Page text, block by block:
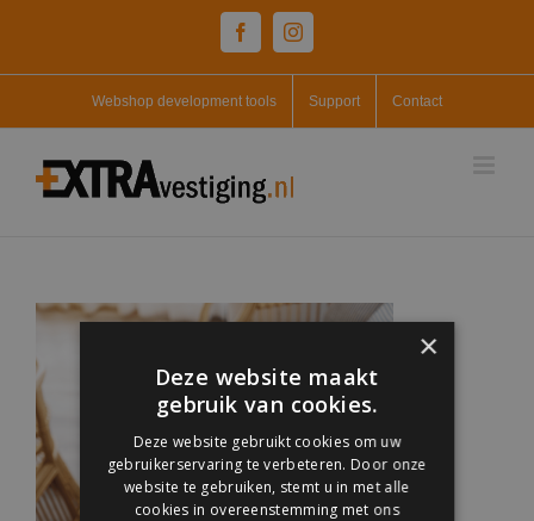
FacebookInstagram
Webshop development tools Support Contact
×
Deze website maakt
gebruik van cookies.
Deze website gebruikt cookies om uw
gebruikerservaring te verbeteren. Door onze
website te gebruiken, stemt u in met alle
cookies in overeenstemming met ons